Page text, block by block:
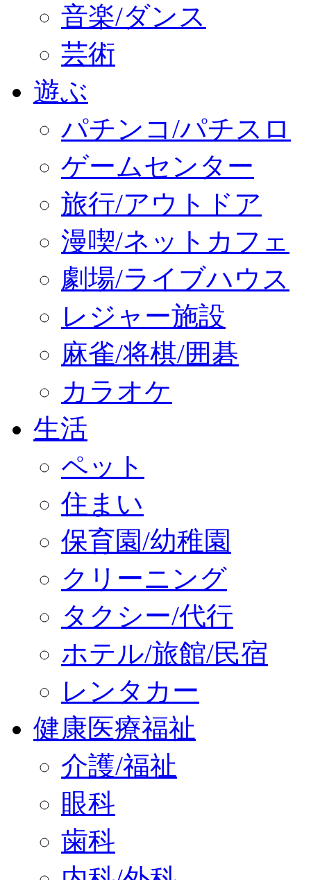
音楽/ダンス
芸術
遊ぶ
パチンコ/パチスロ
ゲームセンター
旅行/アウトドア
漫喫/ネットカフェ
劇場/ライブハウス
レジャー施設
麻雀/将棋/囲碁
カラオケ
生活
ペット
住まい
保育園/幼稚園
クリーニング
タクシー/代行
ホテル/旅館/民宿
レンタカー
健康医療福祉
介護/福祉
眼科
歯科